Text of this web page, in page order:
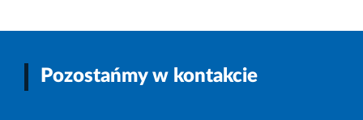
Pozostańmy w kontakcie